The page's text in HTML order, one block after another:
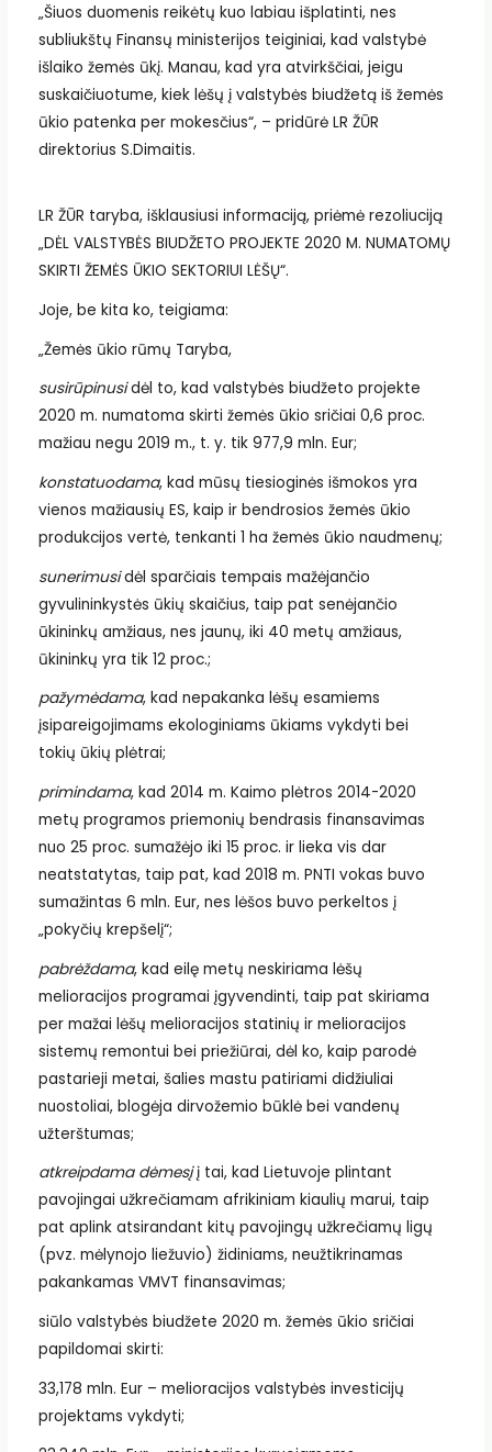
„Šiuos duomenis reikėtų kuo labiau išplatinti, nes
subliukštų Finansų ministerijos teiginiai, kad valstybė
išlaiko žemės ūkį. Manau, kad yra atvirkščiai, jeigu
suskaičiuotume, kiek lėšų į valstybės biudžetą iš žemės
ūkio patenka per mokesčius“, – pridūrė LR ŽŪR
direktorius S.Dimaitis.
LR ŽŪR taryba, išklausiusi informaciją, priėmė rezoliuciją
„DĖL VALSTYBĖS BIUDŽETO PROJEKTE 2020 M. NUMATOMŲ
SKIRTI ŽEMĖS ŪKIO SEKTORIUI LĖŠŲ“.
Joje, be kita ko, teigiama:
„Žemės ūkio rūmų Taryba,
susirūpinusidėl to, kad valstybės biudžeto projekte
2020 m. numatoma skirti žemės ūkio sričiai 0,6 proc.
mažiau negu 2019 m., t. y. tik 977,9 mln. Eur;
konstatuodama, kad mūsų tiesioginės išmokos yra
vienos mažiausių ES, kaip ir bendrosios žemės ūkio
produkcijos vertė, tenkanti 1 ha žemės ūkio naudmenų;
sunerimusidėl sparčiais tempais mažėjančio
gyvulininkystės ūkių skaičius, taip pat senėjančio
ūkininkų amžiaus, nes jaunų, iki 40 metų amžiaus,
ūkininkų yra tik 12 proc.;
pažymėdama, kad nepakanka lėšų esamiems
įsipareigojimams ekologiniams ūkiams vykdyti bei
tokių ūkių plėtrai;
primindama, kad 2014 m. Kaimo plėtros 2014-2020
metų programos priemonių bendrasis finansavimas
nuo 25 proc. sumažėjo iki 15 proc. ir lieka vis dar
neatstatytas, taip pat, kad 2018 m. PNTI vokas buvo
sumažintas 6 mln. Eur, nes lėšos buvo perkeltos į
„pokyčių krepšelį“;
pabrėždama, kad eilę metų neskiriama lėšų
melioracijos programai įgyvendinti, taip pat skiriama
per mažai lėšų melioracijos statinių ir melioracijos
sistemų remontui bei priežiūrai, dėl ko, kaip parodė
pastarieji metai, šalies mastu patiriami didžiuliai
nuostoliai, blogėja dirvožemio būklė bei vandenų
užterštumas;
atkreipdama dėmesįį tai, kad Lietuvoje plintant
pavojingai užkrečiamam afrikiniam kiaulių marui, taip
pat aplink atsirandant kitų pavojingų užkrečiamų ligų
(pvz. mėlynojo liežuvio) židiniams, neužtikrinamas
pakankamas VMVT finansavimas;
siūlo valstybės biudžete 2020 m. žemės ūkio sričiai
papildomai skirti:
33,178 mln. Eur – melioracijos valstybės investicijų
projektams vykdyti;